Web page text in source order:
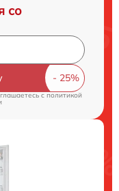
со
cполитикой